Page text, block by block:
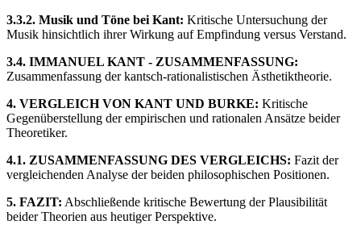
3.3.2. Musik und Töne bei Kant: Kritische Untersuchung der
Musik hinsichtlich ihrer Wirkung auf Empfindung versus Verstand.
3.4. IMMANUEL KANT - ZUSAMMENFASSUNG:
Zusammenfassung der kantsch-rationalistischen Ästhetiktheorie.
4. VERGLEICH VON KANT UND BURKE: Kritische
Gegenüberstellung der empirischen und rationalen Ansätze beider
Theoretiker.
4.1. ZUSAMMENFASSUNG DES VERGLEICHS: Fazit der
vergleichenden Analyse der beiden philosophischen Positionen.
5. FAZIT: Abschließende kritische Bewertung der Plausibilität
beider Theorien aus heutiger Perspektive.